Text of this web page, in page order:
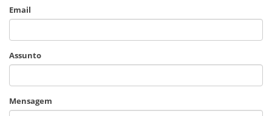
Email
Assunto
Mensagem